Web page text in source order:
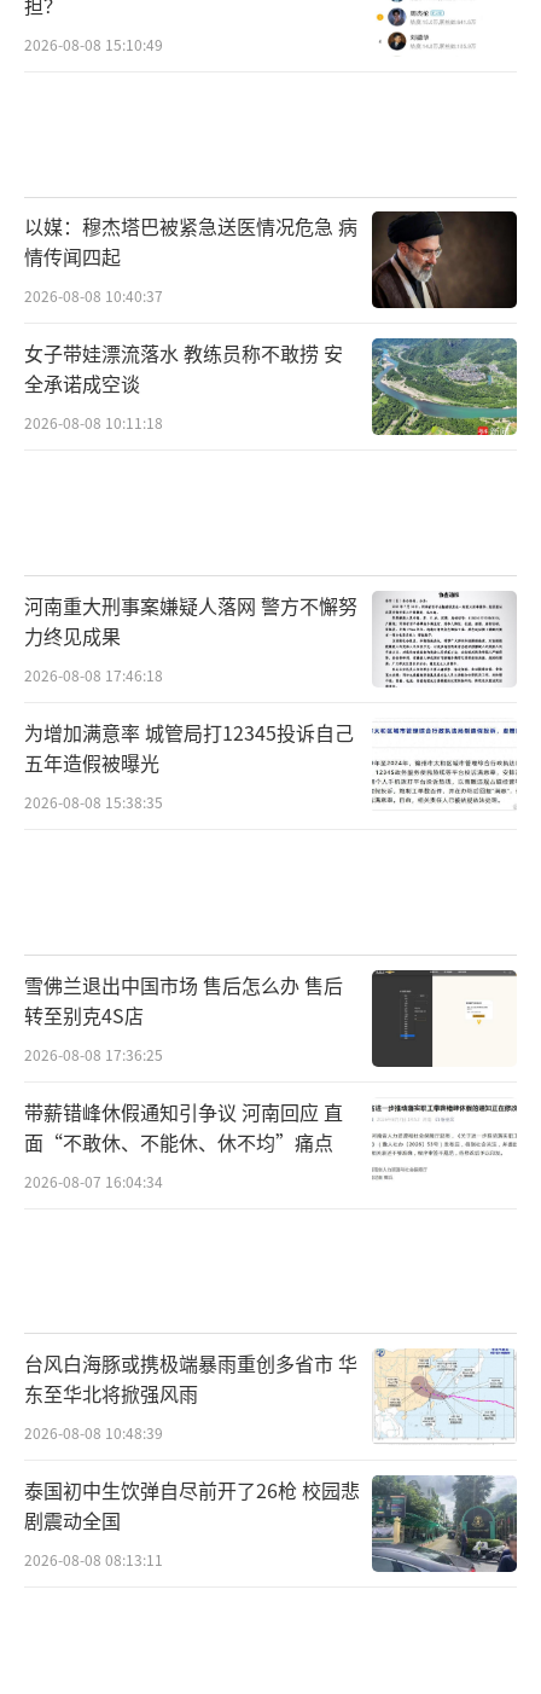
2026-08-08 15:10:49
以媒：穆杰塔巴被紧急送医情况危急 病
情传闻四起
2026-08-08 10:40:37
女子带娃漂流落水 教练员称不敢捞 安
全承诺成空谈
2026-08-08 10:11:18
河南重大刑事案嫌疑人落网 警方不懈努
力终见成果
2026-08-08 17:46:18
为增加满意率 城管局打12345投诉自己
五年造假被曝光
2026-08-08 15:38:35
雪佛兰退出中国市场 售后怎么办 售后
转至别克4S店
2026-08-08 17:36:25
带薪错峰休假通知引争议 河南回应 直
面“不敢休、不能休、休不均”痛点
2026-08-07 16:04:34
台风白海豚或携极端暴雨重创多省市 华
东至华北将掀强风雨
2026-08-08 10:48:39
泰国初中生饮弹自尽前开了26枪 校园悲
剧震动全国
2026-08-08 08:13:11